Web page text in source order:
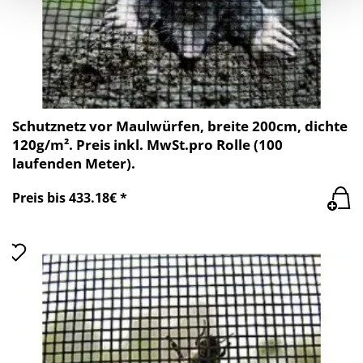
Schutznetz vor Maulwürfen, breite 200cm, dichte
120g/m². Preis inkl. MwSt.pro Rolle (100
laufenden Meter).
Preis bis 433.18€ *